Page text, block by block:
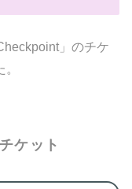
」のチケ
ケット